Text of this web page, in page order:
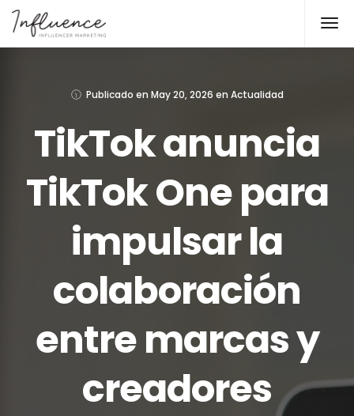
Publicado en May 20, 2026 en Actualidad
TikTok anuncia
TikTok One para
impulsar la
colaboración
entre marcas y
creadores